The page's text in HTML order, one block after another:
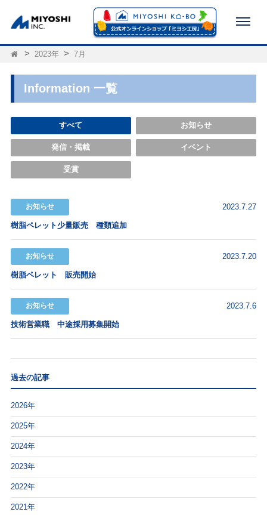
2023年 7月
Information 一覧
すべて お知らせ
発信・掲載 イベント
受賞
お知らせ 2023.7.27
樹脂ペレット少量販売 種類追加
お知らせ 2023.7.20
樹脂ペレット 販売開始
お知らせ 2023.7.6
技術営業職 中途採用募集開始
過去の記事
2026年
2025年
2024年
2023年
2022年
2021年